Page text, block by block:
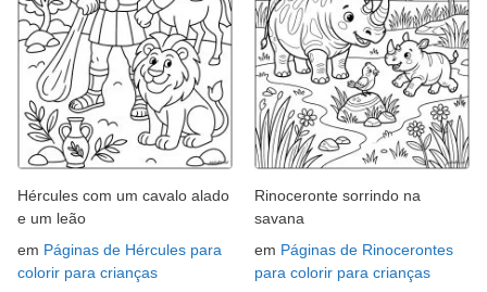
Hércules com um cavalo alado
e um leão
em Páginas de Hércules para
colorir para crianças
Rinoceronte sorrindo na
savana
em Páginas de Rinocerontes
para colorir para crianças